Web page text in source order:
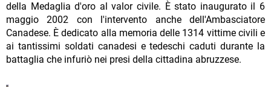
della Medaglia d'oro al valor civile. È stato inaugurato il 6
maggio 2002 con l'intervento anche dell'Ambasciatore
Canadese. È dedicato alla memoria delle 1314 vittime civili e
ai tantissimi soldati canadesi e tedeschi caduti durante la
battaglia che infuriò nei presi della cittadina abruzzese.